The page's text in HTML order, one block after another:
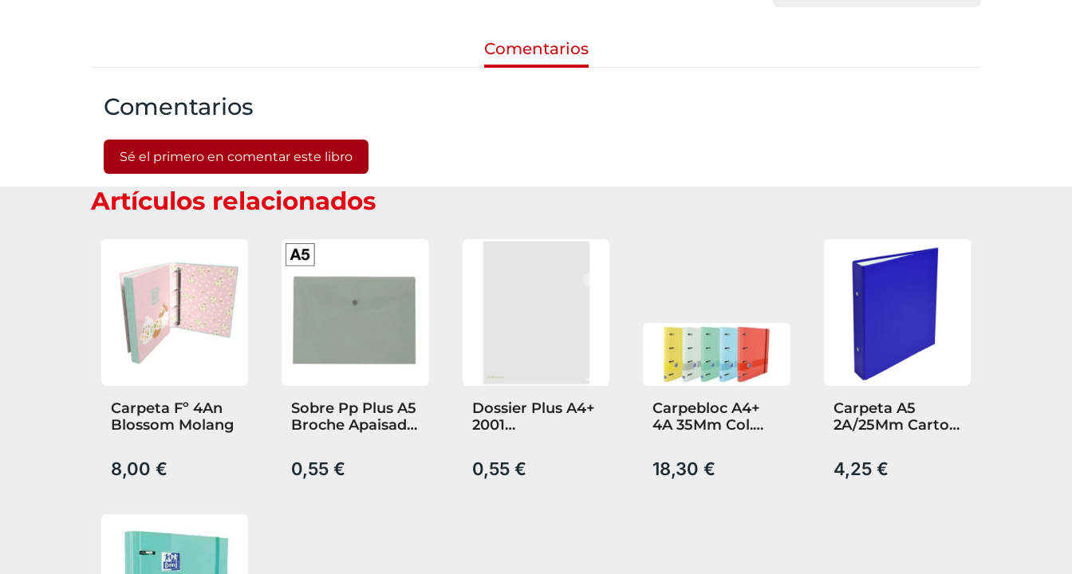
Comentarios
Comentarios
Sé el primero en comentar este libro
Artículos relacionados
Carpeta Fº 4An
Blossom Molang
8,00 €
Sobre Pp Plus A5
Broche Apaisado
0,55 €
Dossier Plus A4+
2001
0,55 €
Carpebloc A4+
4A 35Mm Col.
5X5 T. extradura
18,30 €
Carpeta A5
2A/25Mm Carton
4,25 €